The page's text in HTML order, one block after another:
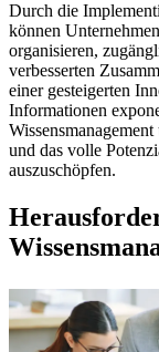
Durch die
können
organisieren,
verbesserten
einer gesteigerten
Informationen
und das volle
auszuschöpfen.